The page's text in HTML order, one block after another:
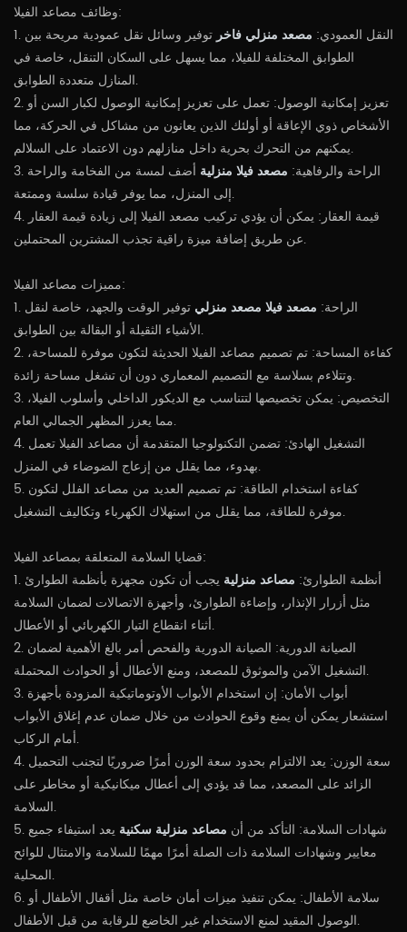
وظائف مصاعد الفيلا:
1. النقل العمودي: مصعد منزلي فاخرتوفير وسائل نقل عمودية مريحة بين
الطوابق المختلفة للفيلا، مما يسهل على السكان التنقل، خاصة في
المنازل متعددة الطوابق.
2. تعزيز إمكانية الوصول: تعمل على تعزيز إمكانية الوصول لكبار السن أو
الأشخاص ذوي الإعاقة أو أولئك الذين يعانون من مشاكل في الحركة، مما
يمكنهم من التحرك بحرية داخل منازلهم دون الاعتماد على السلالم.
3. الراحة والرفاهية: مصعد فيلا منزلية أضف لمسة من الفخامة والراحة
إلى المنزل، مما يوفر قيادة سلسة وممتعة.
4. قيمة العقار: يمكن أن يؤدي تركيب مصعد الفيلا إلى زيادة قيمة العقار
عن طريق إضافة ميزة راقية تجذب المشترين المحتملين.
مميزات مصاعد الفيلا:
1. الراحة: مصعد فيلا مصعد منزلي توفير الوقت والجهد، خاصة لنقل
الأشياء الثقيلة أو البقالة بين الطوابق.
2. كفاءة المساحة: تم تصميم مصاعد الفيلا الحديثة لتكون موفرة للمساحة،
وتتلاءم بسلاسة مع التصميم المعماري دون أن تشغل مساحة زائدة.
3. التخصيص: يمكن تخصيصها لتتناسب مع الديكور الداخلي وأسلوب الفيلا،
مما يعزز المظهر الجمالي العام.
4. التشغيل الهادئ: تضمن التكنولوجيا المتقدمة أن مصاعد الفيلا تعمل
بهدوء، مما يقلل من إزعاج الضوضاء في المنزل.
5. كفاءة استخدام الطاقة: تم تصميم العديد من مصاعد الفلل لتكون
موفرة للطاقة، مما يقلل من استهلاك الكهرباء وتكاليف التشغيل.
قضايا السلامة المتعلقة بمصاعد الفيلا:
1. أنظمة الطوارئ: مصاعد منزلية يجب أن تكون مجهزة بأنظمة الطوارئ
مثل أزرار الإنذار، وإضاءة الطوارئ، وأجهزة الاتصالات لضمان السلامة
أثناء انقطاع التيار الكهربائي أو الأعطال.
2. الصيانة الدورية: الصيانة الدورية والفحص أمر بالغ الأهمية لضمان
التشغيل الآمن والموثوق للمصعد، ومنع الأعطال أو الحوادث المحتملة.
3. أبواب الأمان: إن استخدام الأبواب الأوتوماتيكية المزودة بأجهزة
استشعار يمكن أن يمنع وقوع الحوادث من خلال ضمان عدم إغلاق الأبواب
أمام الركاب.
4. سعة الوزن: يعد الالتزام بحدود سعة الوزن أمرًا ضروريًا لتجنب التحميل
الزائد على المصعد، مما قد يؤدي إلى أعطال ميكانيكية أو مخاطر على
السلامة.
5. شهادات السلامة: التأكد من أن مصاعد منزلية سكنية يعد استيفاء جميع
معايير وشهادات السلامة ذات الصلة أمرًا مهمًا للسلامة والامتثال للوائح
المحلية.
6. سلامة الأطفال: يمكن تنفيذ ميزات أمان خاصة مثل أقفال الأطفال أو
الوصول المقيد لمنع الاستخدام غير الخاضع للرقابة من قبل الأطفال.